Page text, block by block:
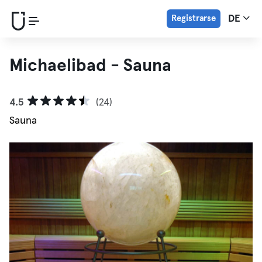
Registrarse DE
Michaelibad - Sauna
4.5
(24)
Sauna